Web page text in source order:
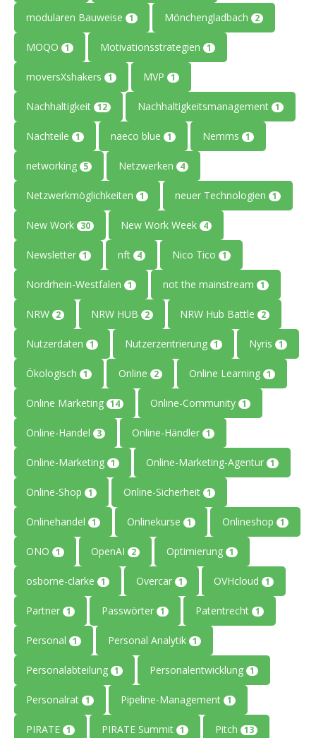
modularen Bauweise 1 Mönchengladbach 2
MOQO 1 Motivationsstrategien 1
moversXshakers 1 MVP 1
Nachhaltigkeit 12 Nachhaltigkeitsmanagement 1
Nachteile 1 naeco blue 1 Nemms 1
networking 5 Netzwerken 4
Netzwerkmöglichkeiten 1 neuer Technologien 1
New Work 30 New Work Week 4
Newsletter 1 nft 4 Nico Tico 1
Nordrhein-Westfalen 1 not the mainstream 1
NRW 2 NRW HUB 2 NRW Hub Battle 2
Nutzerdaten 1 Nutzerzentrierung 1 Nyris 1
Ökologisch 1 Online 2 Online Learning 1
Online Marketing 14 Online-Community 1
Online-Handel 3 Online-Händler 1
Online-Marketing 1 Online-Marketing-Agentur 1
Online-Shop 1 Online-Sicherheit 1
Onlinehandel 1 Onlinekurse 1 Onlineshop 1
ONO 1 OpenAI 2 Optimierung 1
osborne-clarke 1 Overcar 1 OVHcloud 1
Partner 1 Passwörter 1 Patentrecht 1
Personal 1 Personal Analytik 1
Personalabteilung 1 Personalentwicklung 1
Personalrat 1 Pipeline-Management 1
PIRATE 1 PIRATE Summit 1 Pitch 13